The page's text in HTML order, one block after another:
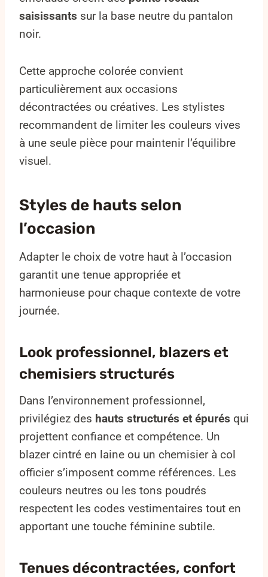
saisissants sur la base neutre du pantalon
noir.
Cette approche colorée convient
particulièrement aux occasions
décontractées ou créatives. Les stylistes
recommandent de limiter les couleurs vives
à une seule pièce pour maintenir l’équilibre
visuel.
Styles de hauts selon
l’occasion
Adapter le choix de votre haut à l’occasion
garantit une tenue appropriée et
harmonieuse pour chaque contexte de votre
journée.
Look professionnel, blazers et
chemisiers structurés
Dans l’environnement professionnel,
privilégiez des hauts structurés et épurés qui
projettent confiance et compétence. Un
blazer cintré en laine ou un chemisier à col
officier s’imposent comme références. Les
couleurs neutres ou les tons poudrés
respectent les codes vestimentaires tout en
apportant une touche féminine subtile.
Tenues décontractées, confort